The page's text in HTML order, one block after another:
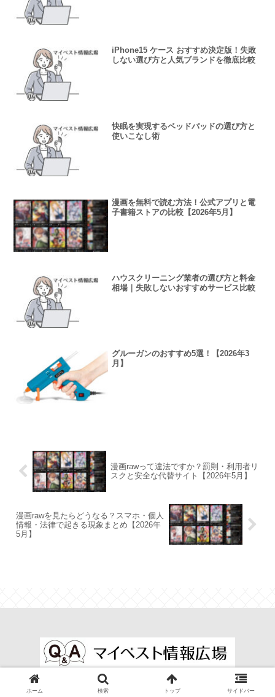
iPhone15 ケース おすすめ決定版！失敗
しない選び方と人気ブランドを徹底比較
快眠を実現するベッドパッドの選び方と
使いこなし術
漫画を無料で読む方法！公式アプリと電
子書籍ストアの比較【2026年5月】
ハウスクリーニング業者の選び方と料金
相場｜失敗しないおすすめサービス比較
グルーガンのおすすめ5選！【2026年3
月】
漫画rawって違法ですか？罰則・利用者リ
スクと安全な代替サイト【2026年5月】
漫画rawを見たらどうなる？スマホ・個人
情報・法律で起きる現象まとめ【2026年
5月】
© 2024-2026 マイベスト情報広場.
ホーム 検索 トップ サイドバー